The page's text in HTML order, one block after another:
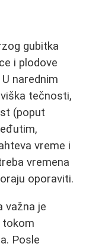
gubitka
i plodove
narednim
tečnosti,
(poput
vreme i
vremena
oporaviti.
važna je
tokom
Posle